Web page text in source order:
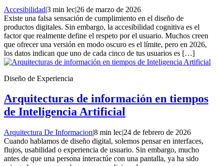
Accesibilidad|3 min lec|26 de marzo de 2026
Existe una falsa sensación de cumplimiento en el diseño de
productos digitales. Sin embargo, la accesibilidad cognitiva es el
factor que realmente define el respeto por el usuario. Muchos creen
que ofrecer una versión en modo oscuro es el límite, pero en 2026,
los datos indican que uno de cada cinco de tus usuarios es […]
Diseño de Experiencia
Arquitecturas de información en tiempos
de Inteligencia Artificial
Arquitectura De Informacion|8 min lec|24 de febrero de 2026
Cuando hablamos de diseño digital, solemos pensar en interfaces,
flujos, usabilidad o experiencia de usuario. Sin embargo, mucho
antes de que una persona interactúe con una pantalla, ya ha sido